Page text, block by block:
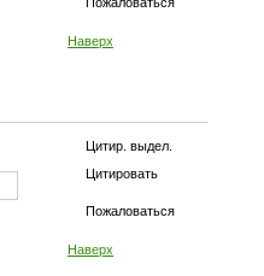
Наверх
Цитир. выдел.
Цитировать
Пожаловаться
Наверх